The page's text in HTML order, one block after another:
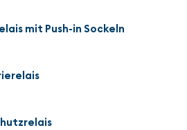
mit Push-in Sockeln